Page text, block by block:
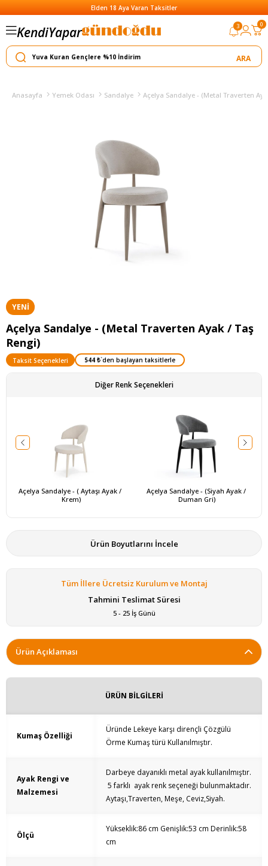
Elden 18 Aya Varan Taksitler
KendiYapar
Satar
3 0
Anasayfa Yemek Odası Sandalye Açelya Sandalye - (Metal Traverten
YENI
ÜRÜN
Açelya Sandalye - (Metal Traverten Ayak / Taş
Rengi)
Taksit Seçenekleri 544 ₺`den başlayan taksitlerle
Diğer Renk Seçenekleri
Açelya Sandalye - ( Aytaşı Ayak /
Krem)
Açelya Sandalye - (Siyah Ayak /
Duman Gri)
Ürün Boyutlarını İncele
Tüm İllere Ücretsiz Kurulum ve Montaj
Tahmini Teslimat Süresi
5 - 25 İş Günü
Ürün Açıklaması
ÜRÜN BİLGİLERİ
Kumaş Özelliği
Üründe Lekeye karşı dirençli Çözgülü
Örme Kumaş türü Kullanılmıştır.
Ayak Rengi ve
Malzemesi
Darbeye dayanıklı metal ayak kullanılmıştır.
5 farklı ayak renk seçeneği bulunmaktadır.
Aytaşı,Traverten, Meşe, Ceviz,Siyah.
Ölçü
Yükseklik:86 cm Genişlik:53 cm Derinlik:58
cm